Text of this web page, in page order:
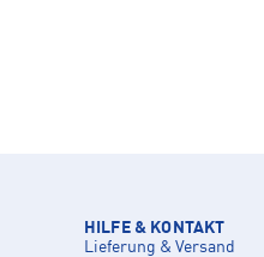
HILFE & KONTAKT
Lieferung & Versand